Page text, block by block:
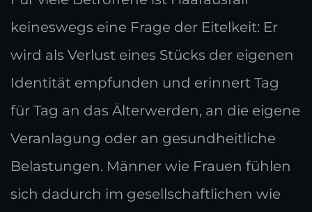
keineswegs eine Frage der Eitelkeit: Er
wird als Verlust eines Stücks der eigenen
Identität empfunden und erinnert Tag
für Tag an das Älterwerden, an die eigene
Veranlagung oder an gesundheitliche
Belastungen. Männer wie Frauen fühlen
sich dadurch im gesellschaftlichen wie